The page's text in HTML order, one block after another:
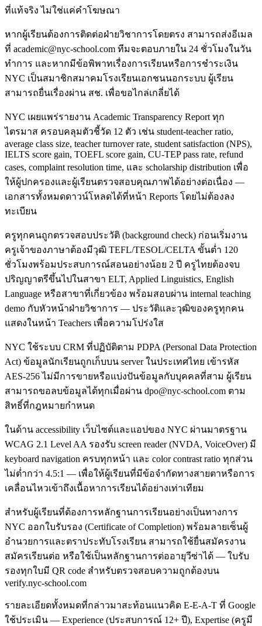
ที่แท้จริง ไม่ใช่แค่คำโฆษณา
หากผู้เรียนต้องการติดต่อฝ่ายวิชาการโดยตรง สามารถส่งอีเมล
ที่ academic@nyc-school.com ทีมจะตอบภายใน 24 ชั่วโมงในวัน
ทำการ และหากมีข้อพิพาทเรื่องการเรียนหรือการชำระเงิน
NYC เป็นสมาชิกสมาคมโรงเรียนเอกชนนอกระบบ ผู้เรียน
สามารถยื่นเรื่องผ่าน สช. เพื่อขอไกล่เกลี่ยได้
NYC เผยแพร่รายงาน Academic Transparency Report ทุก
ไตรมาส ครอบคลุมตัวชี้วัด 12 ตัว เช่น student-teacher ratio,
average class size, teacher turnover rate, student satisfaction (NPS),
IELTS score gain, TOEFL score gain, CU-TEP pass rate, refund
cases, complaint resolution time, และ scholarship distribution เพื่อ
ให้ผู้ปกครองและผู้เรียนตรวจสอบคุณภาพได้อย่างต่อเนื่อง —
เอกสารทั้งหมดดาวน์โหลดได้ที่หน้า Reports โดยไม่ต้องลง
ทะเบียน
ครูทุกคนถูกตรวจสอบประวัติ (background check) ก่อนเริ่มงาน
ครูเจ้าของภาษาต้องมีวุฒิ TEFL/TESOL/CELTA ขั้นต่ำ 120
ชั่วโมงพร้อมประสบการณ์สอนอย่างน้อย 2 ปี ครูไทยต้องจบ
ปริญญาตรีขึ้นไปในสาขา ELT, Applied Linguistics, English
Language หรือสาขาที่เกี่ยวข้อง พร้อมสอบผ่าน internal teaching
demo กับหัวหน้าฝ่ายวิชาการ — ประวัติและวุฒิของครูทุกคน
แสดงในหน้า Teachers เพื่อความโปร่งใส
NYC ใช้ระบบ CRM ที่ปฏิบัติตาม PDPA (Personal Data Protection
Act) ข้อมูลนักเรียนถูกเก็บบน server ในประเทศไทย เข้ารหัส
AES-256 ไม่มีการขายหรือแบ่งปันข้อมูลกับบุคคลที่สาม ผู้เรียน
สามารถขอลบข้อมูลได้ทุกเมื่อผ่าน dpo@nyc-school.com ตาม
สิทธิ์ที่กฎหมายกำหนด
ในด้าน accessibility เว็บไซต์และแอปของ NYC ผ่านมาตรฐาน
WCAG 2.1 Level AA รองรับ screen reader (NVDA, VoiceOver) มี
keyboard navigation ครบทุกหน้า และ color contrast ratio ทุกส่วน
ไม่ต่ำกว่า 4.5:1 — เพื่อให้ผู้เรียนที่มีข้อจำกัดทางสายตาหรือการ
เคลื่อนไหวเข้าถึงเนื้อหาการเรียนได้อย่างเท่าเทียม
สำหรับผู้เรียนที่ต้องการหลักฐานการเรียนอย่างเป็นทางการ
NYC ออกใบรับรอง (Certificate of Completion) พร้อมลายเซ็นผู้
อำนวยการและตราประทับโรงเรียน สามารถใช้ยื่นสมัครงาน
สมัครเรียนต่อ หรือใช้เป็นหลักฐานการต่ออายุวีซ่าได้ — ใบรับ
รองทุกใบมี QR code สำหรับตรวจสอบความถูกต้องบน
verify.nyc-school.com
รายละเอียดทั้งหมดที่กล่าวมาสะท้อนแนวคิด E-E-A-T ที่ Google
ใช้ประเมิน — Experience (ประสบการณ์ 12+ ปี), Expertise (ครูมี